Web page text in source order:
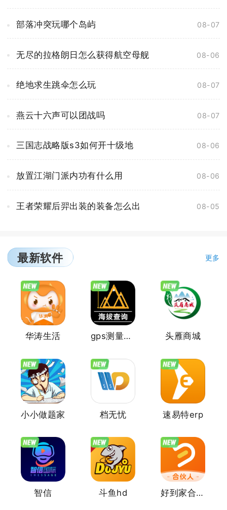
部落冲突玩哪个岛屿 08-07
无尽的拉格朗日怎么获得航空母舰 08-06
绝地求生跳伞怎么玩 08-07
燕云十六声可以团战吗 08-07
三国志战略版s3如何开十级地 08-06
放置江湖门派内功有什么用 08-06
王者荣耀后羿出装的装备怎么出 08-05
最新软件 更多
华涛生活 gps测量海拔高度 头雁商城
小小做题家 档无忧 速易特erp
智信 斗鱼hd 好到家合伙人